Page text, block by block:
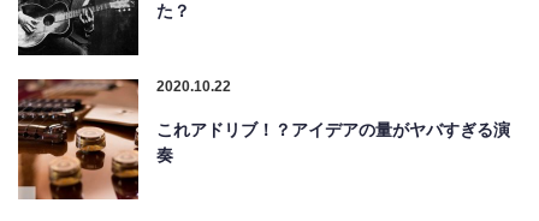
た？
2020.10.22
これアドリブ！？アイデアの量がヤバすぎる演
奏